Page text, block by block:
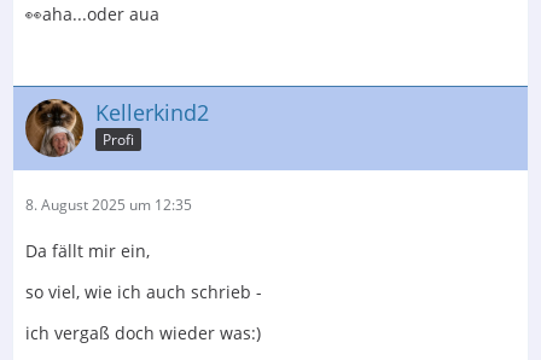
👀aha...oder aua
Kellerkind2
Profi
8. August 2025 um 12:35
Da fällt mir ein,
so viel, wie ich auch schrieb -
ich vergaß doch wieder was:)